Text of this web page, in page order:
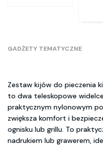
GADŻETY TEMATYCZNE
Zestaw kijów do pieczenia
to dwa teleskopowe
praktycznym nylonowym
zwiększa komfort i
ognisku lub grillu. To
nadrukiem lub grawerem,